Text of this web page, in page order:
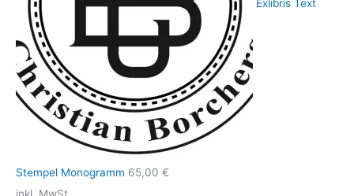
Exlibris Text
Stempel Monogramm 65,00 €
inkl. MwSt.